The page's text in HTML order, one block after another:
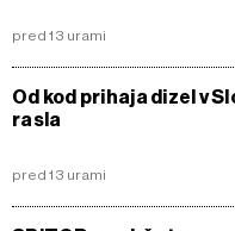
pred 13 urami
Od kod prihaja dizel v
rasla
pred 13 urami